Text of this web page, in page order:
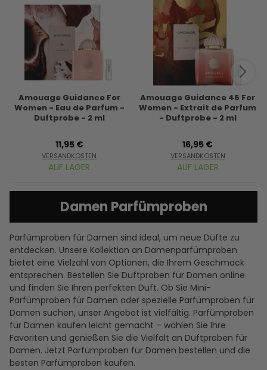
Amouage Guidance For
Women - Eau de Parfum -
Duftprobe - 2 ml
11,95 €
VERSANDKOSTEN
AUF LAGER
Amouage Guidance 46 For
Women - Extrait de Parfum
- Duftprobe - 2 ml
16,95 €
VERSANDKOSTEN
AUF LAGER
Damen Parfümproben
Parfümproben für Damen sind ideal, um neue Düfte zu
entdecken. Unsere Kollektion an Damenparfümproben
bietet eine Vielzahl von Optionen, die Ihrem Geschmack
entsprechen. Bestellen Sie Duftproben für Damen online
und finden Sie Ihren perfekten Duft. Ob Sie Mini-
Parfümproben für Damen oder spezielle Parfümproben für
Damen suchen, unser Angebot ist vielfältig. Parfümproben
für Damen kaufen leicht gemacht – wählen Sie Ihre
Favoriten und genießen Sie die Vielfalt an Duftproben für
Damen. Jetzt Parfümproben für Damen bestellen und die
besten Parfümproben kaufen.